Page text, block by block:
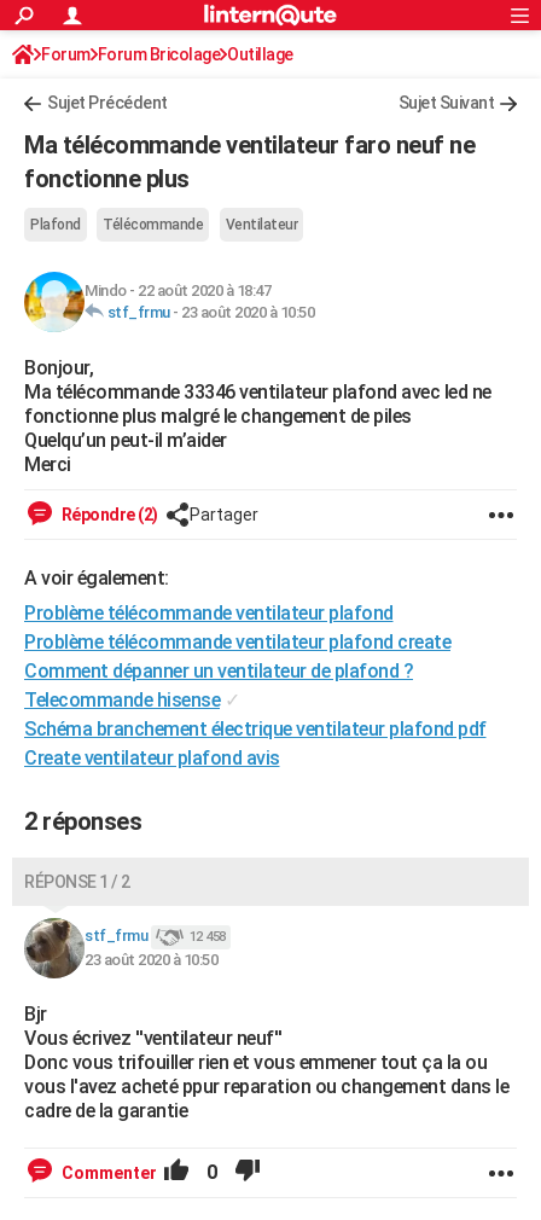
ACTUALITÉS
Politique
Société
Faits Divers
Education
Monde
Villes
+
Programme TV
TNTStreaming
Cinéma
Sorties cinéma
Musique
+FINANCE
Retraite
Impôts
Epargne
Immobilier
Risques naturels par ville
Banque
Assurance
Crédit
AUTO
Essais
Réserver un essai
Citadines
Berlines
SUV
Forum auto
HIGH-TECH
Mobiles
Meilleur smartphone
Internet
Ordinateurs
Jeux vidéo
Guide high-tech
+BRICOLAGE
Forum
Aménagement intérieur
Extérieur
Cuisine
Salle de bains
Jardinage
Rangement
WEEK-END
Guides de France
Escapades
Patrimoine
Expositions
Musées
Week-end nature
+LIFESTYLE
Art de vivre
Bien-être
Loisirs
Mode
Modes de vie
SANTE
Alimentation
Guide de la santé
Maladies
Médicaments
Sommeil
VOYAGE
PHOTO
GUIDES D'ACHAT
BONS PLANS
Carte de Noël
Carte Bonne année
Carte Saint-Valentin
Carte Pâques
Carte d'anniversaire
DICTIONNAIRE
Dictionnaire
Biographies
Citations
Expressions
Proverbes
PROGRAMME TV
FORUM
Bricolage
Lifestyle
Culture
Sport
Auto
Television
Voyage
Cinema
S'inscrire
Connexion
Forum Forum Bricolage Outillage
Sujet Précédent Sujet Suivant
Ma télécommande ventilateur faro neuf ne
fonctionne plus
Plafond Télécommande Ventilateur
Mindo- 22 août 2020 à 18:47
stf_frmu- 23 août 2020 à 10:50
Bonjour,
Ma télécommande 33346 ventilateur plafond avec led ne
fonctionne plus malgré le changement de piles
Quelqu’un peut-il m’aider
Merci
Répondre (2) Partager
A voir également:
Problème télécommande ventilateur plafond
Problème télécommande ventilateur plafond create
Comment dépanner un ventilateur de plafond ?
Telecommande hisense ✓
Schéma branchement électrique ventilateur plafond pdf
Create ventilateur plafond avis
2 réponses
RÉPONSE 1 / 2
stf_frmu 12 458
23 août 2020 à 10:50
Bjr
Vous écrivez ''ventilateur neuf''
Donc vous trifouiller rien et vous emmener tout ça la ou
vous l'avez acheté ppur reparation ou changement dans le
cadre de la garantie
Commenter 0